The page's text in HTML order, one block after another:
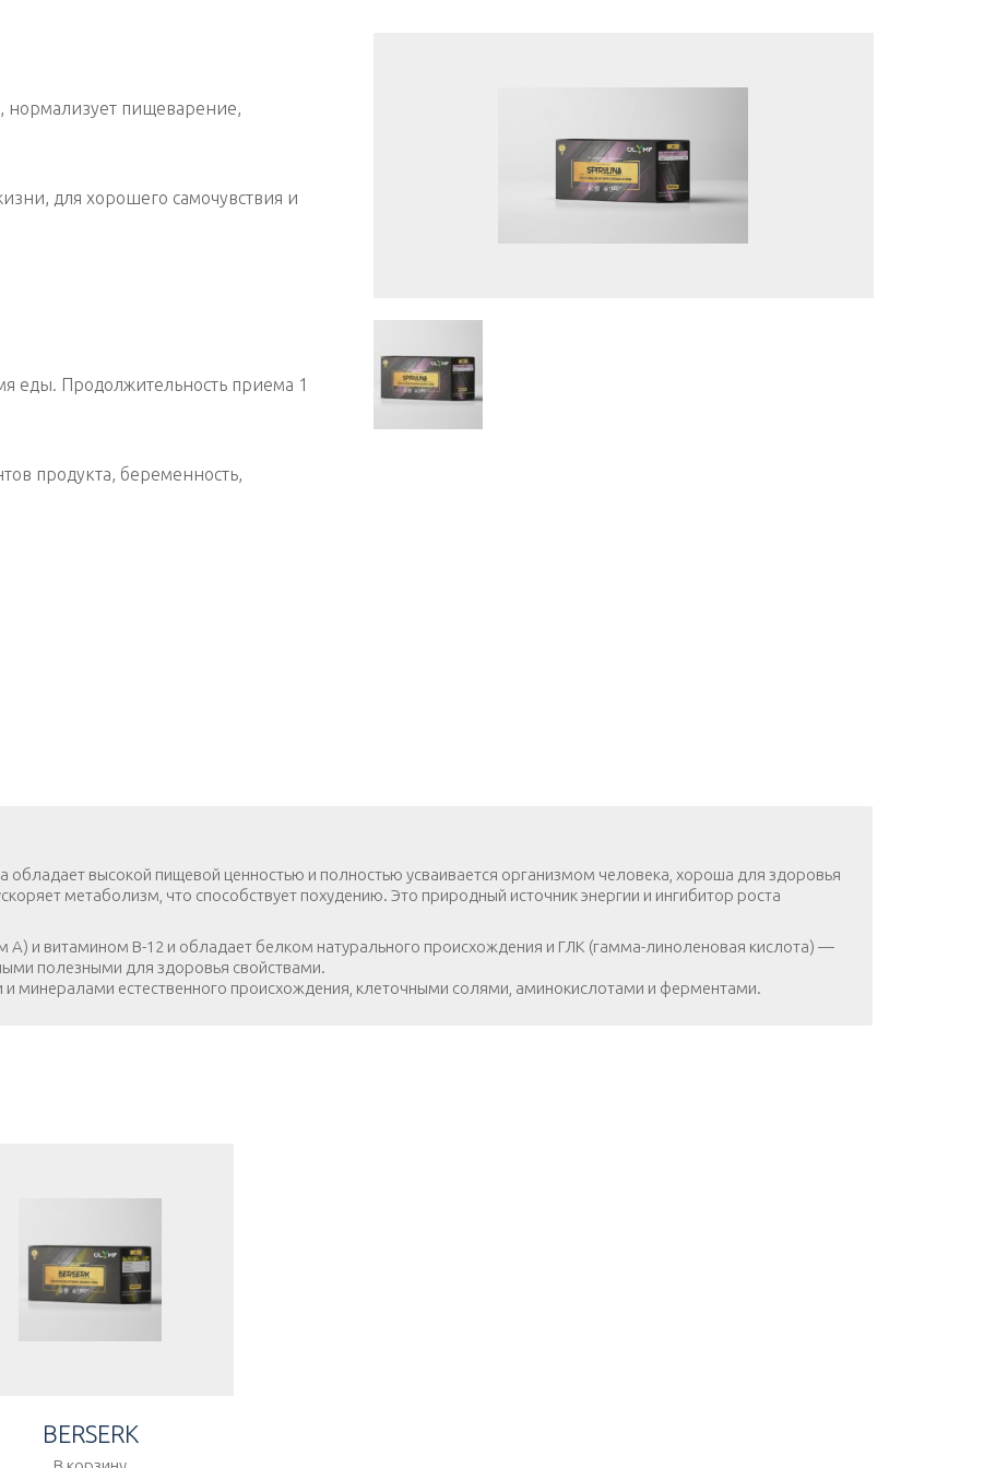
пищеварение,
для хорошего самочувствия и
еды. Продолжительность приема 1
продукта, беременность,
обладает высокой пищевой ценностью и полностью усваивается организмом человека, хороша для здоровья
метаболизм, что способствует похудению. Это природный источник энергии и ингибитор роста
A) и витамином B-12 и обладает белком натурального происхождения и ГЛК (гамма-линоленовая кислота) —
полезными для здоровья свойствами.
минералами естественного происхождения, клеточными солями, аминокислотами и ферментами.
BERSERK